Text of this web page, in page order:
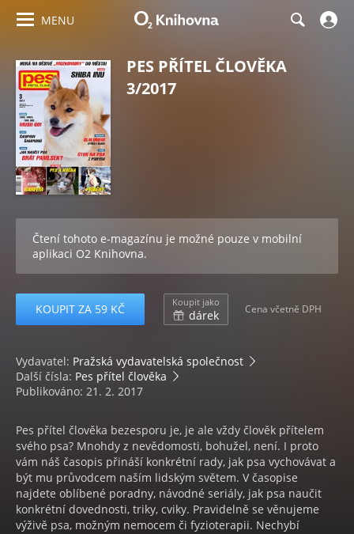
MENU
PES PŘÍTEL ČLOVĚKA
3/2017
Čtení tohoto e-magazínu je možné pouze v mobilní
aplikaci O2 Knihovna.
KOUPIT ZA 59 KČ Koupit jako
dárek Cena včetně DPH
Vydavatel: Pražská vydavatelská společnost
Další čísla: Pes přítel člověka
Publikováno: 21. 2. 2017
Pes přítel člověka bezesporu je, je ale vždy člověk přítelem
svého psa? Mnohdy z nevědomosti, bohužel, není. I proto
vám náš časopis přináší konkrétní rady, jak psa vychovávat a
být mu průvodcem naším lidským světem. V časopise
najdete oblíbené poradny, návodné seriály, jak psa naučit
konkrétní dovednosti, triky, cviky. Pravidelně se věnujeme
výživě psa, možným nemocem či fyzioterapii. Nechybí